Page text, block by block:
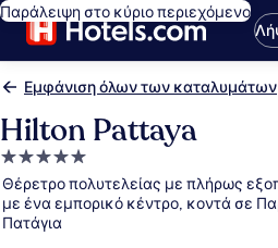
Παράλειψη στο κύριο περιεχόμενο
Εμφάνιση όλων των καταλυμάτων
Hilton Pattaya
Κατάλυμα
με
5.0
αστέρια
Θέρετρο πολυτελείας με πλήρως
με ένα εμπορικό κέντρο, κοντά σε
Πατάγια